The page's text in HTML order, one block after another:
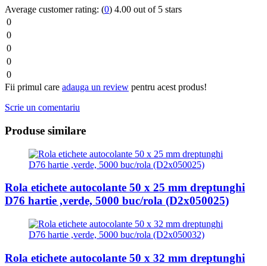
Average customer rating: (0) 4.00 out of 5 stars
0
0
0
0
0
Fii primul care adauga un review pentru acest produs!
Scrie un comentariu
Produse similare
Rola etichete autocolante 50 x 25 mm dreptunghi
D76 hartie ,verde, 5000 buc/rola (D2x050025)
Rola etichete autocolante 50 x 32 mm dreptunghi